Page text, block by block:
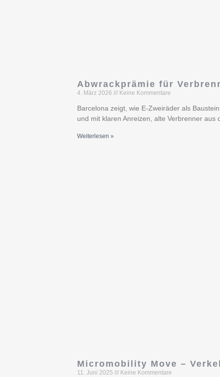
Abwrackprämie für
4. März 2026 Keine Kommentare
Barcelona zeigt, wie E-Zweiräder als
und mit klaren Anreizen, alte Verbrenner aus
Weiterlesen »
Micromobility Move –
11. Juni 2025 Keine Kommentare